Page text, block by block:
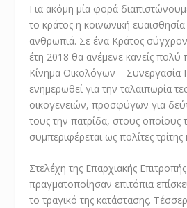
Για ακόμη μία φορά
το κράτος η κοινωνική ευαισθησία
ανθρωπιά. Σε ένα Κράτος
έτη 2018 θα ανέμενε κανείς πολύ
Κίνημα Οικολόγων – Συνεργασία
ενημερωθεί για την ταλαιπωρία
οικογενειών, προσφύγων για
τους την πατρίδα, στους οποίους
συμπεριφέρεται ως πολίτες τρίτης
Στελέχη της Επαρχιακής
πραγματοποίησαν επιτόπια
το τραγικό της κατάστασης.